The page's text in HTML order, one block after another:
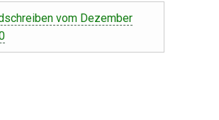
vom Dezember